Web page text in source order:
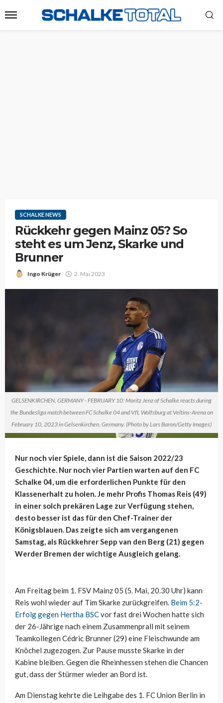
SCHALKE NEWS
Rückkehr gegen Mainz 05? So
steht es um Jenz, Skarke und
Brunner
Ingo Krüger 2. Mai 2023
GELSENKIRCHEN, GERMANY - FEBRUARY 10: Moritz Jenz of Schalke reacts during
the Bundesliga match between FC Schalke 04 and VfL Wolfsburg at Veltins-Arena on
February 10, 2023 in Gelsenkirchen, Germany. (Photo by Lars Baron/Getty Images)
Nur noch vier Spiele, dann ist die Saison 2022/23
Geschichte. Nur noch vier Partien warten auf den FC
Schalke 04, um die erforderlichen Punkte für den
Klassenerhalt zu holen. Je mehr Profis Thomas Reis (49)
in einer solch prekären Lage zur Verfügung stehen,
desto besser ist das für den Chef-Trainer der
Königsblauen. Das zeigte sich am vergangenen
Samstag, als Rückkehrer Sepp van den Berg (21) gegen
Werder Bremen der wichtige Ausgleich gelang.
Am Freitag beim 1. FSV Mainz 05 (5. Mai, 20.30 Uhr) kann
Reis wohl wieder auf Tim Skarke zurückgreifen. Beim 5:2-
Erfolg gegen Hertha BSCvor fast drei Wochen hatte sich
der 26-Jährige nach einem Zusammenprall mit seinem
Teamkollegen Cédric Brunner (29) eine Fleischwunde am
Knöchel zugezogen. Zur Pause musste Skarke in der
Kabine bleiben. Gegen die Rheinhessen stehen die Chancen
gut, dass der Stürmer wieder an Bord ist.
Am Dienstag kehrte die Leihgabe des 1. FC Union Berlin in